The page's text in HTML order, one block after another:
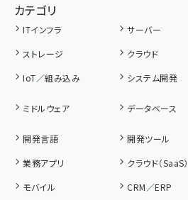
カテゴリ
ITインフラ サーバー
ストレージ
クラウド
IoT／組み込み
システム開発
ミドルウェア データベース
開発言語
開発ツール
業務アプリ
クラウド（SaaS）
モバイル
CRM／ERP